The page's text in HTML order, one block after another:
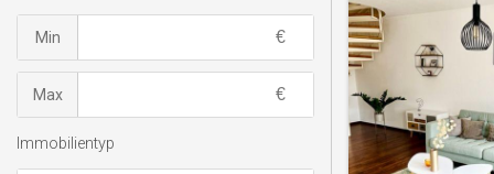
Min
Max
Immobilientyp